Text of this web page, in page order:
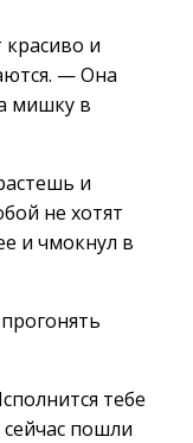
красиво и
— Она
мишку в
и
не хотят
и чмокнул в
тебе
сейчас пошли